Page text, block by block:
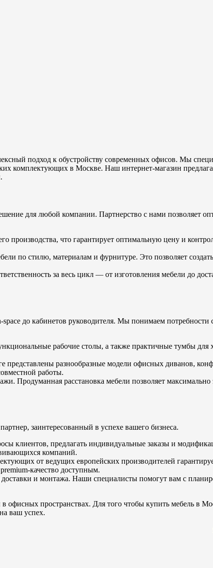
подход к обустройству современных офисов. Мы
комплектующих в Москве. Наш интернет-магазин
для любой компании. Партнерство с нами позволяет
что гарантирует оптимальную цену и
по стилю, материалам и фурнитуре. Это позволяет
за весь цикл — от изготовления мебели до
до кабинетов руководителя. Мы понимаем
рабочие столы, а также практичные тумбы для
представлены разнообразные модели офисных диванов,
работы.
Продуманная расстановка мебели позволяет максимально
заинтересованный в успехе вашего бизнеса.
клиентов, предлагать индивидуальные заказы и
компаний.
от ведущих европейских производителей
качество доступным.
и монтажа. Наши специалисты помогут вам с
пространствах. Для того чтобы купить мебель в
ваш успех.